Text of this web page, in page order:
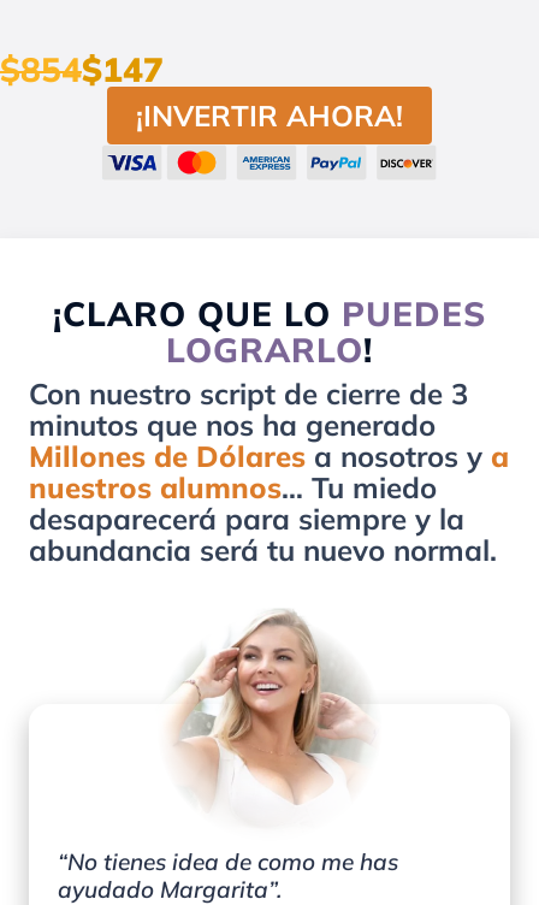
$854$147
¡INVERTIR AHORA!
¡CLARO QUE LO PUEDES
LOGRARLO!
Con nuestro script de cierre de 3
minutos que nos ha generado
Millones de Dólares a nosotros y a
nuestros alumnos… Tu miedo
desaparecerá para siempre y la
abundancia será tu nuevo normal.
“No tienes idea de como me has
ayudado Margarita”.